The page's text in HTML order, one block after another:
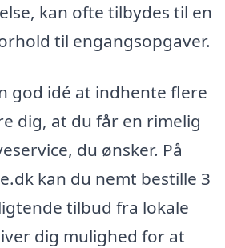
kan ofte tilbydes til en
til engangsopgaver.
god idé at indhente flere
dig, at du får en rimelig
du ønsker. På
kan du nemt bestille 3
tilbud fra lokale
dig mulighed for at